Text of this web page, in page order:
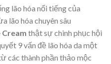
lão hóa nổi tiếng của
lão hóa chuyên sâu
thật sự chinh phục hội
9 vấn đề lão hóa da một
các thành phần thảo mộc